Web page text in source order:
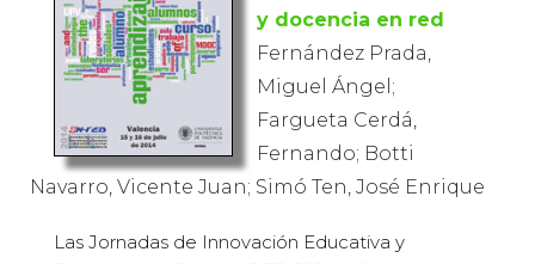
y docencia en red
Fernández Prada,
Miguel Ángel;
Fargueta Cerdá,
Fernando; Botti
Navarro, Vicente Juan; Simó Ten, José Enrique
Las Jornadas de Innovación Educativa y